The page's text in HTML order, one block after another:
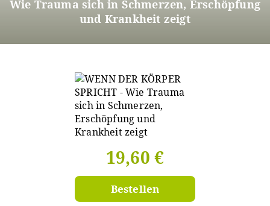
Wie Trauma sich in Schmerzen, Erschöpfung
und Krankheit zeigt
19,60 €
Bestellen